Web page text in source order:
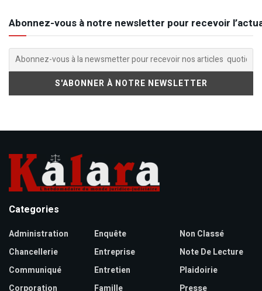
Abonnez-vous à notre newsletter pour recevoir
Categories
Administration
Chancellerie
Communiqué
Corporation
Enquête
Entreprise
Entretien
Famille
Non Classé
Note De Lecture
Plaidoirie
Presse